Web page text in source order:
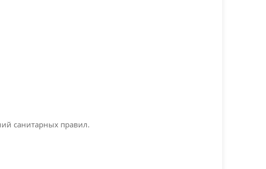
санитарных правил.